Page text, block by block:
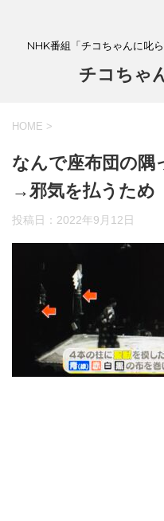
NHK番組「チコちゃんに叱
チコちゃ
HOME >
なんで座布団の隅
→邪気を払うため
投稿日： 2022年9月12日